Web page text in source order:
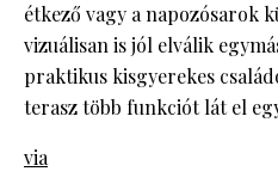
étkező vagy a napozósarok
vizuálisan is jól elválik
praktikus kisgyerekes
terasz több funkciót lát el
via